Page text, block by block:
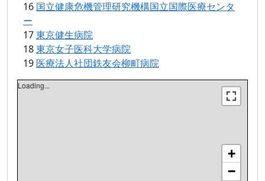
16 国立健康危機管理研究機構国立国際医療センタ
ー
17東京健生病院
18東京女子医科大学病院
19 医療法人社団鉄友会柳町病院
Loading...
+
−